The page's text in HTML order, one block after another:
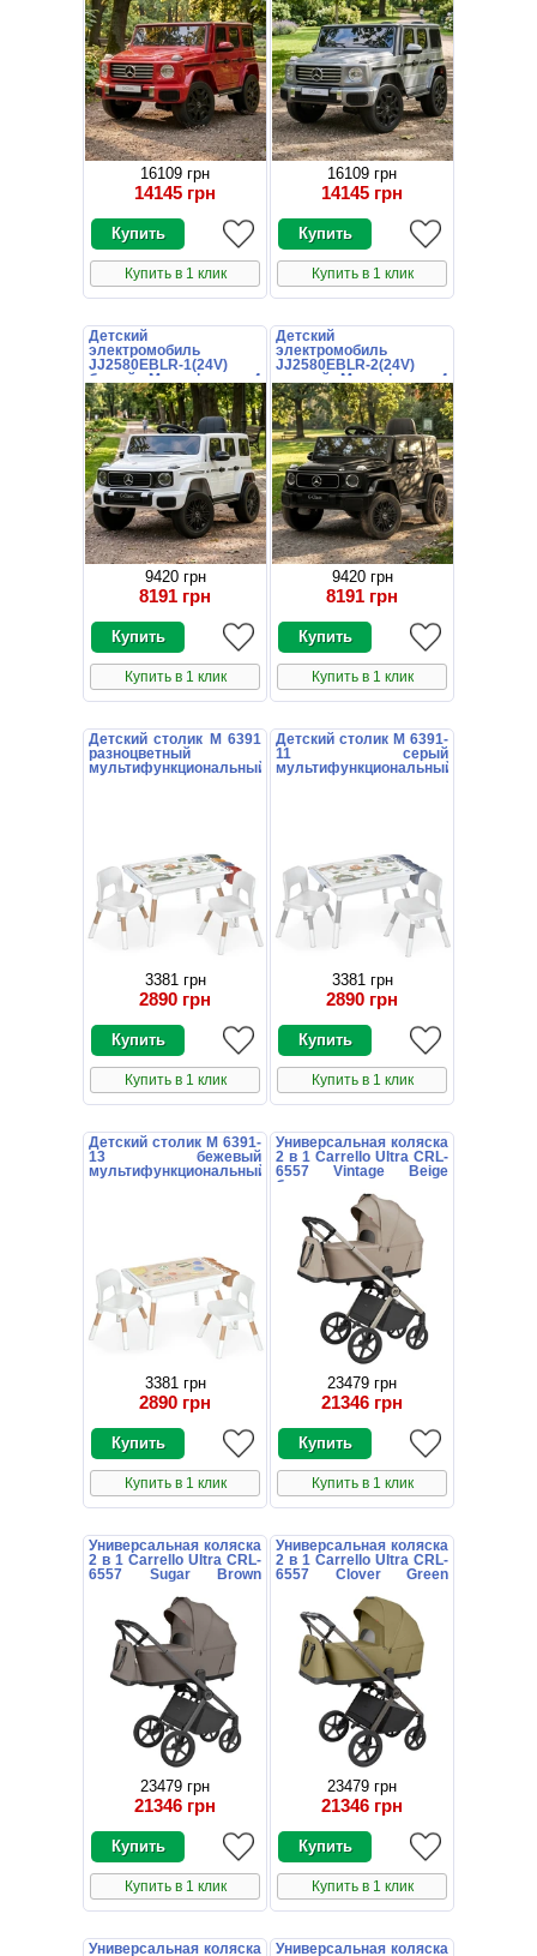
16109 грн
14145 грн
Купить в 1 клик
16109 грн
14145 грн
Купить в 1 клик
Детский
электромобиль
JJ2580EBLR-1(24V)
белый Mercedes с 4
моторами по 35 Вт
9420 грн
8191 грн
Купить в 1 клик
Детский
электромобиль
JJ2580EBLR-2(24V)
черный Mercedes с 4
моторами по 35 Вт
9420 грн
8191 грн
Купить в 1 клик
Детский столик M 6391
разноцветный
мультифункциональный
3381 грн
2890 грн
Купить в 1 клик
Детский столик M 6391-
11 серый
мультифункциональный
3381 грн
2890 грн
Купить в 1 клик
Детский столик M 6391-
13 бежевый
мультифункциональный
3381 грн
2890 грн
Купить в 1 клик
Универсальная коляска
2 в 1 Carrello Ultra CRL-
6557 Vintage Beige
бежевая
23479 грн
21346 грн
Купить в 1 клик
Универсальная коляска
2 в 1 Carrello Ultra CRL-
6557 Sugar Brown
23479 грн
21346 грн
Купить в 1 клик
Универсальная коляска
2 в 1 Carrello Ultra CRL-
6557 Clover Green
23479 грн
21346 грн
Купить в 1 клик
Универсальная коляска
Универсальная коляска